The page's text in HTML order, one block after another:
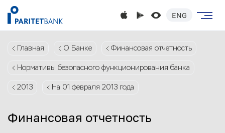
ENG
Главная О Банке Финансовая отчетность
Нормативы безопасного функционирования банка
2013 На 01 февраля 2013 года
Финансовая отчетность